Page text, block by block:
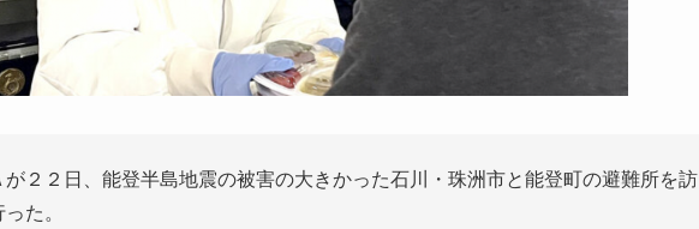
２２日、能登半島地震の被害の大きかった石川・珠洲市と能登町の避難所を訪
た。